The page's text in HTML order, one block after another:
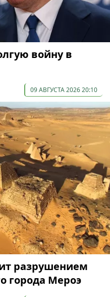
войну в
09 АВГУСТА 2026 20:10
разрушением
города Мероэ